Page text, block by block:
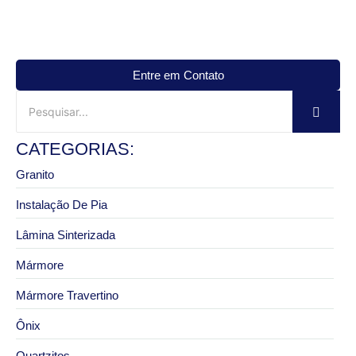
Entre em Contato
CATEGORIAS:
Granito
Instalação De Pia
Lâmina Sinterizada
Mármore
Mármore Travertino
Ônix